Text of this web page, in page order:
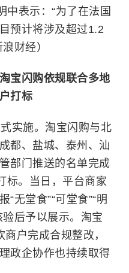
中表示：“为了在法国
预计将涉及超过1.2
财经）
宝闪购依规联合多地
打标
实施。淘宝闪购与北
都、盐城、泰州、汕
部门推送的名单完成
标。当日，平台商家
无堂食”“可堂食”“明
后予以展示。淘宝
户完成合规整改，
政企协作也持续取得